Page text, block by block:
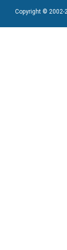
Copyright © 2002-